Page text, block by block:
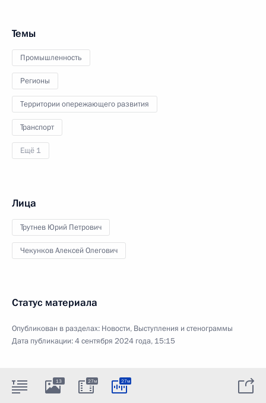
Темы
Промышленность
Регионы
Территории опережающего развития
Транспорт
Ещё 1
Лица
Трутнев Юрий Петрович
Чекунков Алексей Олегович
Статус материала
Опубликован в разделах: Новости, Выступления и стенограммы
Дата публикации:4 сентября 2024 года, 15:15
13 27м 27м